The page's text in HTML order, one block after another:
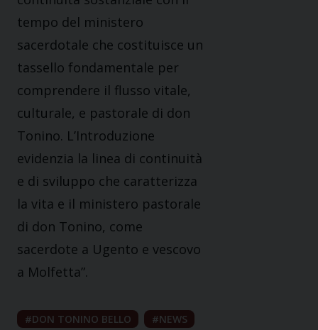
tempo del ministero
sacerdotale che costituisce un
tassello fondamentale per
comprendere il flusso vitale,
culturale, e pastorale di don
Tonino. L’Introduzione
evidenzia la linea di continuità
e di sviluppo che caratterizza
la vita e il ministero pastorale
di don Tonino, come
sacerdote a Ugento e vescovo
a Molfetta”.
DON TONINO BELLO NEWS